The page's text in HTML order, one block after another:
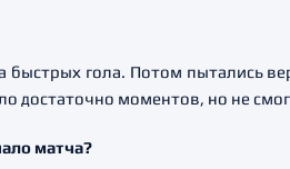
гола. Потом пытались
достаточно моментов, но не
матча?